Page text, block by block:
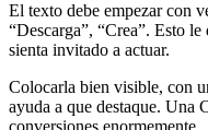
El texto debe empezar con
“Descarga”, “Crea”. Esto
sienta invitado a actuar.
Colocarla bien visible, con
ayuda a que destaque. Una
conversiones enormemente.